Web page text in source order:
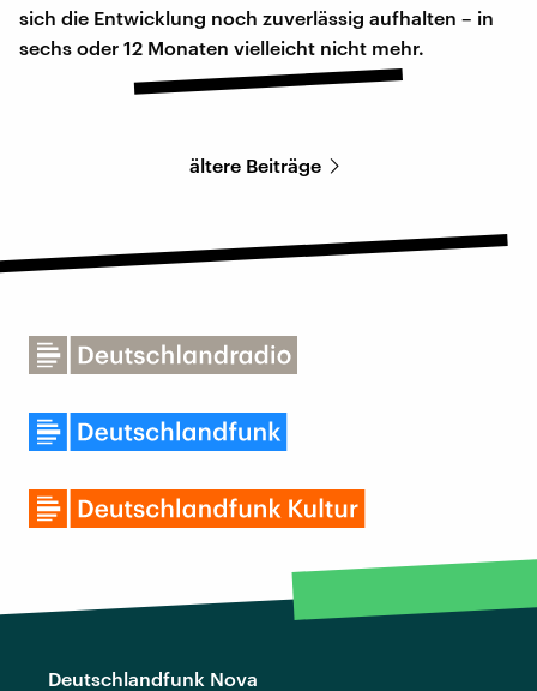
sich die Entwicklung noch zuverlässig aufhalten – in
sechs oder 12 Monaten vielleicht nicht mehr.
ältere Beiträge
Deutschlandfunk Nova